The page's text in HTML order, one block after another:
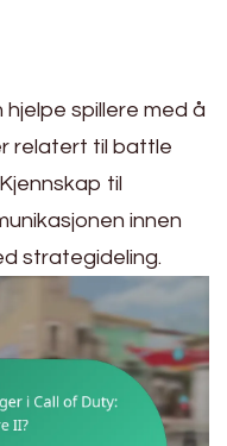
spillere med å
relatert til battle
til
innen
strategideling.